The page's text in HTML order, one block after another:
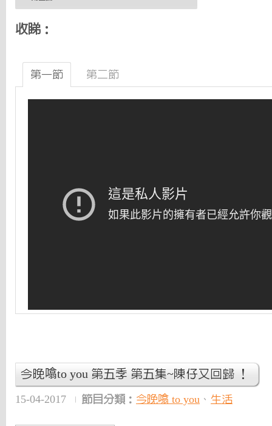
收睇：
第一節 第二節
今晚噏to you 第五季 第五集~陳仔又回歸 ！
15-04-2017 節目分類： 今晚噏 to you 、 生活